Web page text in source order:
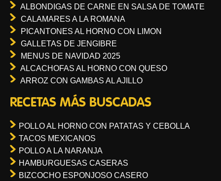
ALBONDIGAS DE CARNE EN SALSA DE TOMATE
CALAMARES A LA ROMANA
PICANTONES AL HORNO CON LIMON
GALLETAS DE JENGIBRE
MENUS DE NAVIDAD 2025
ALCACHOFAS AL HORNO CON QUESO
ARROZ CON GAMBAS AL AJILLO
RECETAS MÁS BUSCADAS
POLLO AL HORNO CON PATATAS Y CEBOLLA
TACOS MEXICANOS
POLLO A LA NARANJA
HAMBURGUESAS CASERAS
BIZCOCHO ESPONJOSO CASERO